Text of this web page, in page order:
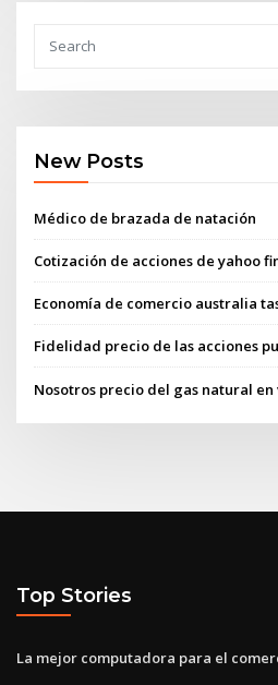
New Posts
Médico de brazada de natación
Cotización de acciones de yahoo
Economía de comercio australia
Fidelidad precio de las acciones
Nosotros precio del gas natural en
Top Stories
La mejor computadora para el